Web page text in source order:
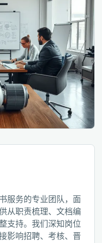
服务的专业团队，面
从职责梳理、文档编
支持。我们深知岗位
影响招聘、考核、晋